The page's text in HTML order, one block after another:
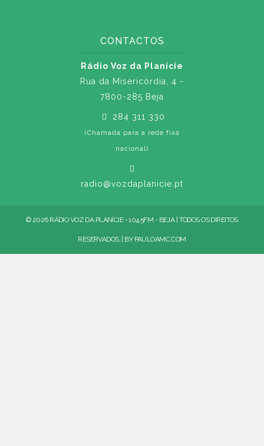
CONTACTOS
Rádio Voz da Planície
Rua da Misericórdia, 4 -
7800-285 Beja
284 311 330
(Chamada para a rede fixa
nacional)
radio@vozdaplanicie.pt
© 2026 RÁDIO VOZ DA PLANÍCIE - 104.5FM - BEJA | TODOS OS DIREITOS
RESERVADOS. | BY PAULOAMC.COM